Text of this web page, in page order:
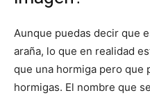
Aunque puedas decir que
araña, lo que en realidad
que una hormiga pero que
hormigas. El nombre que